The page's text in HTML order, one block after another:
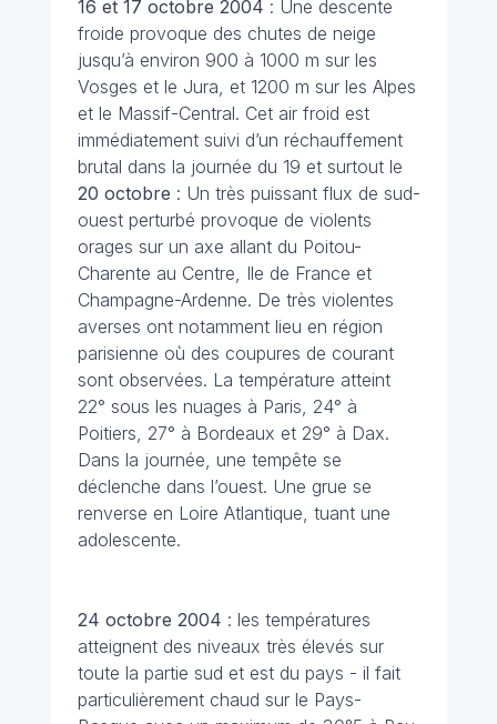
16 et 17 octobre 2004 : Une descente
froide provoque des chutes de neige
jusqu’à environ 900 à 1000 m sur les
Vosges et le Jura, et 1200 m sur les Alpes
et le Massif-Central. Cet air froid est
immédiatement suivi d’un réchauffement
brutal dans la journée du 19 et surtout le
20 octobre : Un très puissant flux de sud-
ouest perturbé provoque de violents
orages sur un axe allant du Poitou-
Charente au Centre, Ile de France et
Champagne-Ardenne. De très violentes
averses ont notamment lieu en région
parisienne où des coupures de courant
sont observées. La température atteint
22° sous les nuages à Paris, 24° à
Poitiers, 27° à Bordeaux et 29° à Dax.
Dans la journée, une tempête se
déclenche dans l’ouest. Une grue se
renverse en Loire Atlantique, tuant une
adolescente.
24 octobre 2004 : les températures
atteignent des niveaux très élevés sur
toute la partie sud et est du pays - il fait
particulièrement chaud sur le Pays-